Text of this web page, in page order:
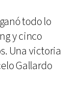
todo lo
y cinco
Una victoria
Gallardo